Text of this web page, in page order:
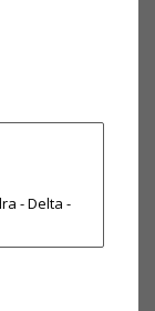
- Delta -